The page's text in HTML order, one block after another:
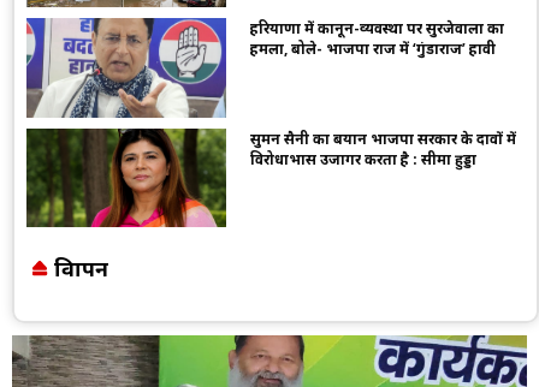
हरियाणा में कानून-व्यवस्था पर सुरजेवाला का
हमला, बोले- भाजपा राज में ‘गुंडाराज’ हावी
सुमन सैनी का बयान भाजपा सरकार के दावों में
विरोधाभास उजागर करता है : सीमा हुड्डा
विज्ञापन